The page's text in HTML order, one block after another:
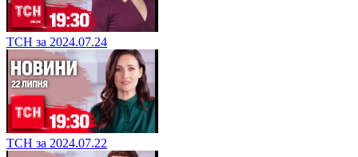
ТСН за 2024.07.24
ТСН за 2024.07.22